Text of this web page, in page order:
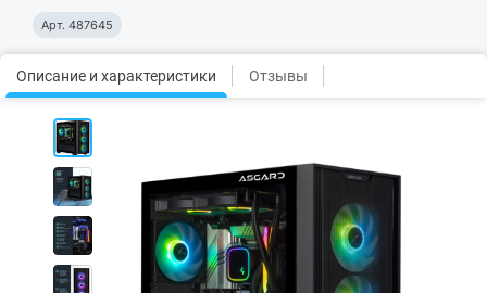
Арт. 487645
Описание и характеристики Отзывы